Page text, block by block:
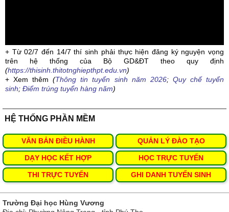
+ Từ 02/7 đến 14/7 thí sinh phải thực hiện đăng ký nguyện vọng
trên hệ thống của Bộ GD&ĐT theo quy định
(https://thisinh.thitotnghiepthpt.edu.vn)
+ Xem thêm(Thông tin tuyển sinh năm 2026; Quy chế tuyển
sinh; Điểm trúng tuyển hàng năm)
HỆ THỐNG PHẦN MỀM
VĂN BẢN ĐIỀU HÀNH QUẢN LÝ ĐÀO TẠO
DẠY HỌC KẾT HỢP HỌC TRỰC TUYẾN
THI TRỰC TUYẾN GHI DANH TUYỂN SINH
Trường Đại học Hùng Vương